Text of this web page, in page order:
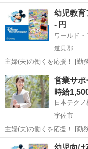
10:00~15:00/10:00~16:00/
別府市 営業
幼児教育
- 円
ワールド・
速見郡
主婦(夫)の働くを応援！ [勤務日数]： 週4日~
10:00~17:00/10:00~16:00/
駅]： 大分県速見郡 ※勤務
大分 速見郡 営業
営業サポ
時給
日本テクノ
宇佐市
主婦(夫)の働くを応援！ [勤務日数]： 週1日~5日
10:00~15:00/10:00~16:00/
宇佐市 営業